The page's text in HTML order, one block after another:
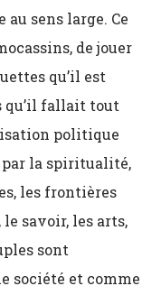
sens large. Ce
de jouer
qu’il est
qu’il fallait tout
politique
la spiritualité,
les frontières
savoir, les arts,
sont
société et comme